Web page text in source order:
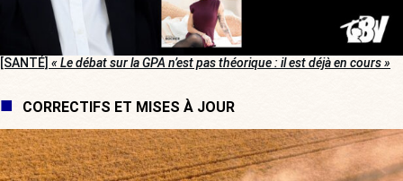
[SANTÉ] « Le débat sur la GPA n’est pas théorique : il est déjà en cours »
CORRECTIFS ET MISES À JOUR